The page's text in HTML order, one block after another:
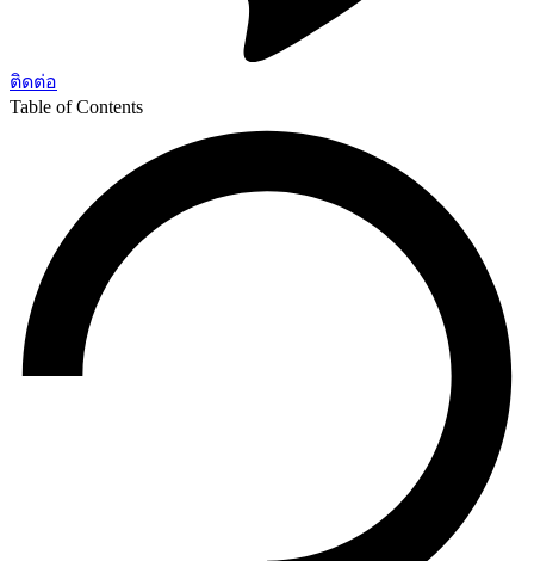
ติดต่อ
Table of Contents